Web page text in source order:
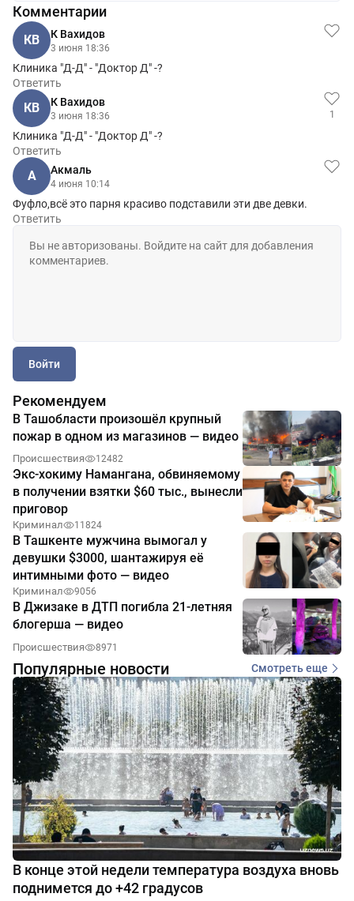
Комментарии
КВ К Вахидов
3 июня 18:36
Клиника "Д-Д" - "Доктор Д" -?
Ответить
КВ К Вахидов
3 июня 18:36 1
Клиника "Д-Д" - "Доктор Д" -?
Ответить
A Aкмаль
4 июня 10:14
Фуфло,всё это парня красиво подставили эти две девки.
Ответить
Войти
Рекомендуем
В Ташобласти произошёл крупный
пожар в одном из магазинов — видео
Происшествия 12482
Экс-хокиму Намангана, обвиняемому
в получении взятки $60 тыс., вынесли
приговор
Криминал 11824
В Ташкенте мужчина вымогал у
девушки $3000, шантажируя её
интимными фото — видео
Криминал 9056
В Джизаке в ДТП погибла 21-летняя
блогерша — видео
Происшествия 8971
Популярные новости Смотреть еще
В конце этой недели температура воздуха вновь
поднимется до +42 градусов